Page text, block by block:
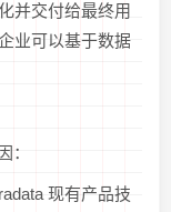
并交付给最终用
业可以基于数据
：
现有产品技